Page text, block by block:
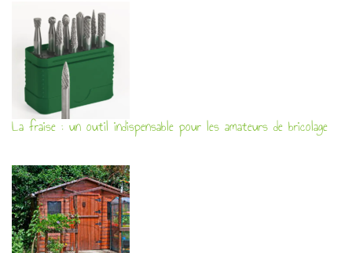
La fraise : un outil indispensable pour les amateurs de bricolage